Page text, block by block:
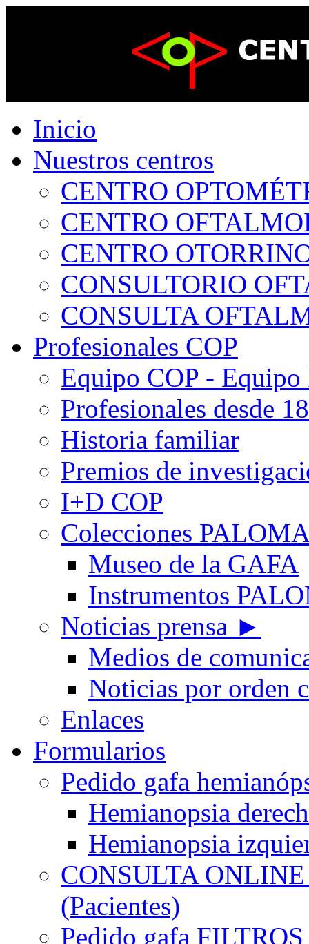
Inicio
Nuestros centros
CENTRO
CENTRO
CENTRO
CONSULTORIO
CONSULTA
Profesionales COP
Equipo COP -
Profesionales desde
Historia familiar
Premios de
I+D COP
Colecciones
Museo de la GAFA
Instrumentos
Noticias prensa ►
Medios de
Noticias por orden
Enlaces
Formularios
Pedido gafa
Hemianopsia
Hemianopsia
CONSULTA
(Pacientes)
Pedido gafa